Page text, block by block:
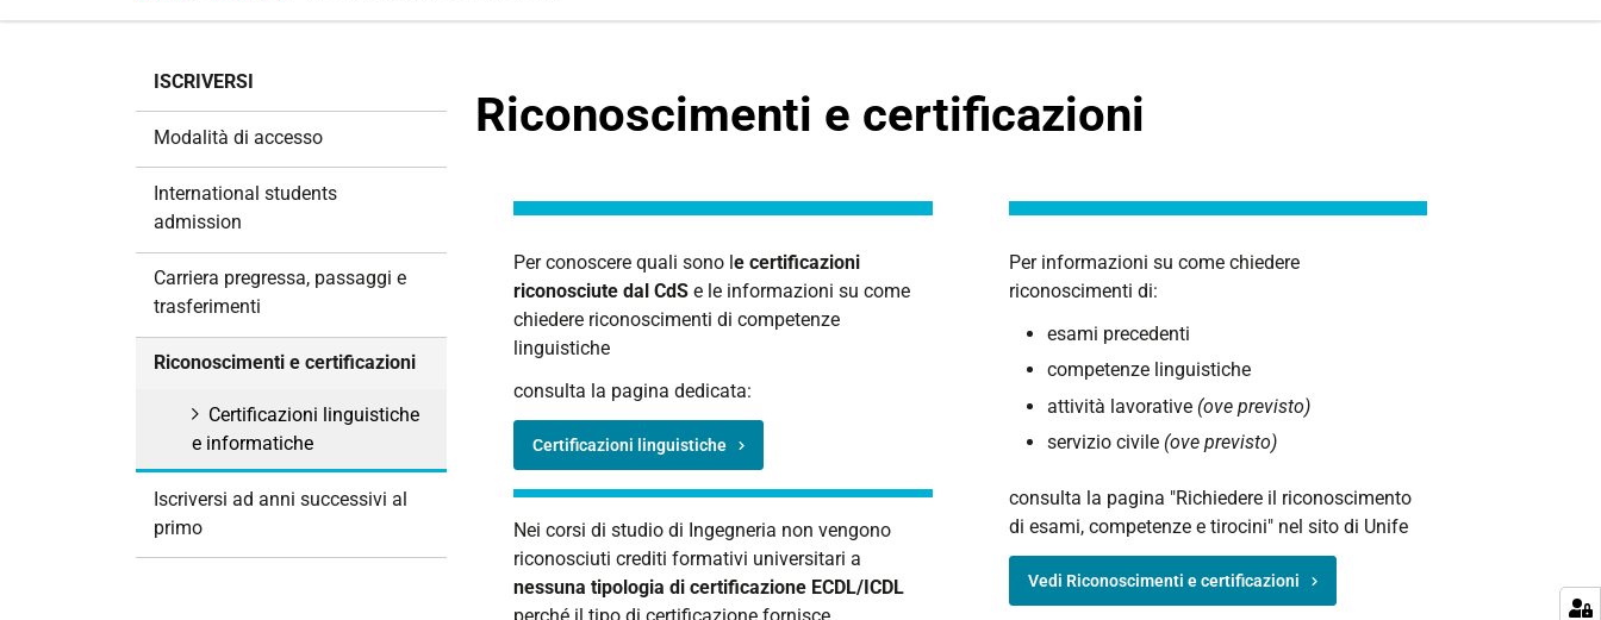
Riconoscimenti e certificazioni
Per conoscere quali sono le certificazioni
riconosciute dal CdS e le informazioni su come
chiedere riconoscimenti di competenze
linguistiche
consulta la pagina dedicata:
Certificazioni linguistiche
Nei corsi di studio di Ingegneria non vengono
riconosciuti crediti formativi universitari a
nessuna tipologia di certificazione ECDL/ICDL
Per informazioni su come chiedere
riconoscimenti di:
esami precedenti
competenze linguistiche
attività lavorative (ove previsto)
servizio civile (ove previsto)
consulta la pagina "Richiedere il riconoscimento
di esami, competenze e tirocini" nel sito di Unife
Vedi Riconoscimenti e certificazioni
ISCRIVERSI
Modalità di accesso
International students
admission
Carriera pregressa, passaggi e
trasferimenti
Riconoscimenti e certificazioni
Certificazioni linguistiche
e informatiche
Iscriversi ad anni successivi al
primo